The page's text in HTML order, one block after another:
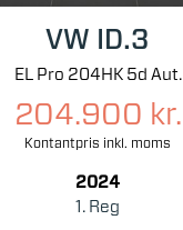
VW ID.3
EL Pro 204HK 5d Aut.
204.900 kr.
Kontantpris inkl. moms
2024
1. Reg